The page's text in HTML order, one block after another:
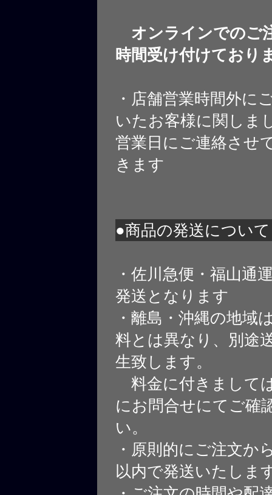
オンラインでのご
時間受け付けており
・店舗営業時間外に
いたお客様に関しま
営業日にご連絡させ
きます
●商品の発送について
・佐川急便・福山通
発送となります
・離島・沖縄の地域
料とは異なり、別途
生致します。
料金に付きまして
にお問合せにてご確
い。
・原則的にご注文か
以内で発送いたしま